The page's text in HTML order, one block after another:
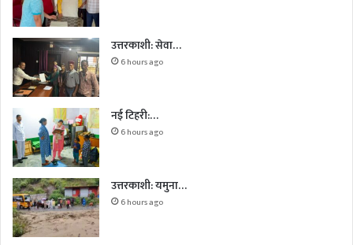
उत्तरकाशी: सेवा…
6 hours ago
नई टिहरी:…
6 hours ago
उत्तरकाशी: यमुना…
6 hours ago